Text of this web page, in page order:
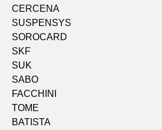
CERCENA
SUSPENSYS
SOROCARD
SKF
SUK
SABO
FACCHINI
TOME
BATISTA